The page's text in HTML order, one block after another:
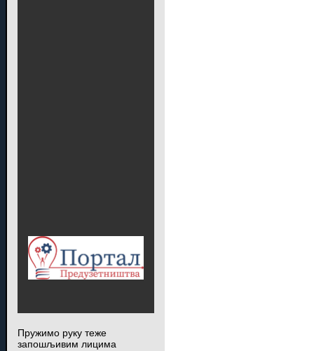
Пружимо руку теже
запошљивим лицима